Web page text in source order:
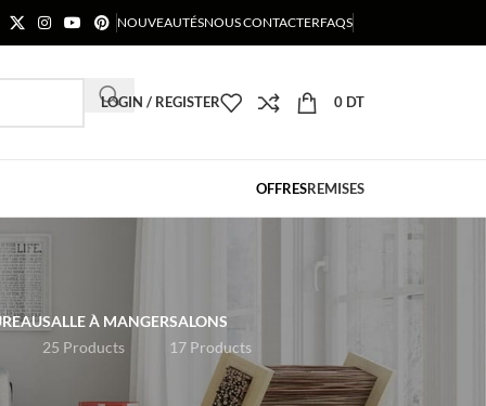
NOUVEAUTÉSNOUS CONTACTERFAQS
LOGIN / REGISTER 0 DT
OFFRESREMISES
SALLE À MANGER
25 Products
SALONS
17 Products
18